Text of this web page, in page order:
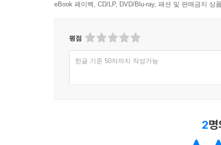
eBook 페이백, CD/LP, DVD/Blu-ray, 패션 및 판매금지 상
평점
한글 기준 50자까지 작성가능
2